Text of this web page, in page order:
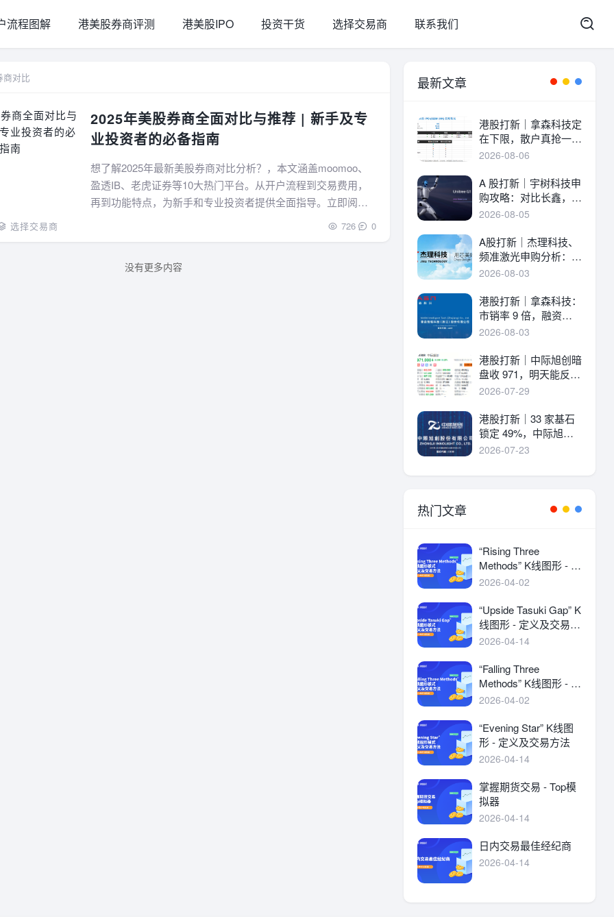
流程图解 港美股券商评测 港美股IPO 投资干货 选择交易商 联系我们
对比
2025年美股券商全面对比与推荐 | 新手及专
业投资者的必备指南
想了解2025年最新美股券商对比分析？，本文涵盖moomoo、
盈透IB、老虎证券等10大热门平台。从开户流程到交易费用，
再到功能特点，为新手和专业投资者提供全面指导。立即阅
选择交易商 726 0
没有更多内容
最新文章
港股打新｜拿森科技定
在下限，散户真抢一
手！
2026-08-06
A 股打新｜宇树科技申
购攻略：对比长鑫，一
文讲透中签率与A港差
2026-08-05
A股打新｜杰理科技、
频准激光申购分析：估
值、中签率与资金方案
2026-08-03
港股打新｜拿森科技：
市销率 9 倍，融资溢
价 30%，能打吗？
2026-08-03
港股打新｜中际旭创暗
盘收 971，明天能反弹
吗？
2026-07-29
港股打新｜33 家基石
锁定 49%，中际旭创
详细申购分析！
2026-07-23
热门文章
“Rising Three
Methods” K线图形 - 定
义及交易方法
2026-04-02
“Upside Tasuki Gap” K
线图形 - 定义及交易方
法
2026-04-14
“Falling Three
Methods” K线图形 - 定
义及交易方法
2026-04-02
“Evening Star” K线图
形 - 定义及交易方法
2026-04-14
掌握期货交易 - Top模
拟器
2026-04-14
日内交易最佳经纪商
2026-04-14